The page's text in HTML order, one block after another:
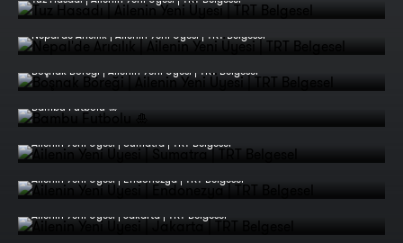
Nepal'de Arıcılık | Ailenin Yeni Üyesi | TRT Belgesel
Boşnak Böreği | Ailenin Yeni Üyesi | TRT Belgesel
Bambu Futbolu 🎍
Ailenin Yeni Üyesi | Sumatra | TRT Belgesel
Ailenin Yeni Üyesi | Endonezya | TRT Belgesel
Ailenin Yeni Üyesi | Jakarta | TRT Belgesel